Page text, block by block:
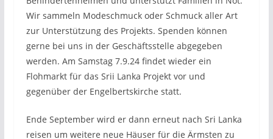
Wir sammeln Modeschmuck oder Schmuck aller Art
zur Unterstützung des Projekts. Spenden können
gerne bei uns in der Geschäftsstelle abgegeben
werden. Am Samstag 7.9.24 findet wieder ein
Flohmarkt für das Srii Lanka Projekt vor und
gegenüber der Engelbertskirche statt.
Ende September wird er dann erneut nach Sri Lanka
reisen um weitere neue Häuser für die Ärmsten zu